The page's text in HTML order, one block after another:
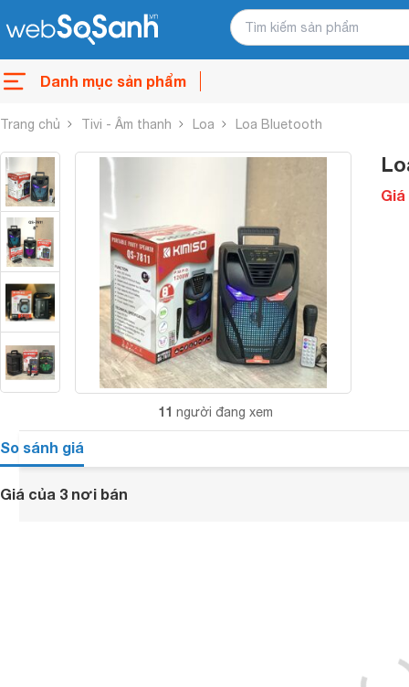
Danh mục sản phẩm
Trang chủ Tivi - Âm thanh Loa Loa Bluetooth
11 người đang xem
So sánh giá
Giá của 3 nơi bán